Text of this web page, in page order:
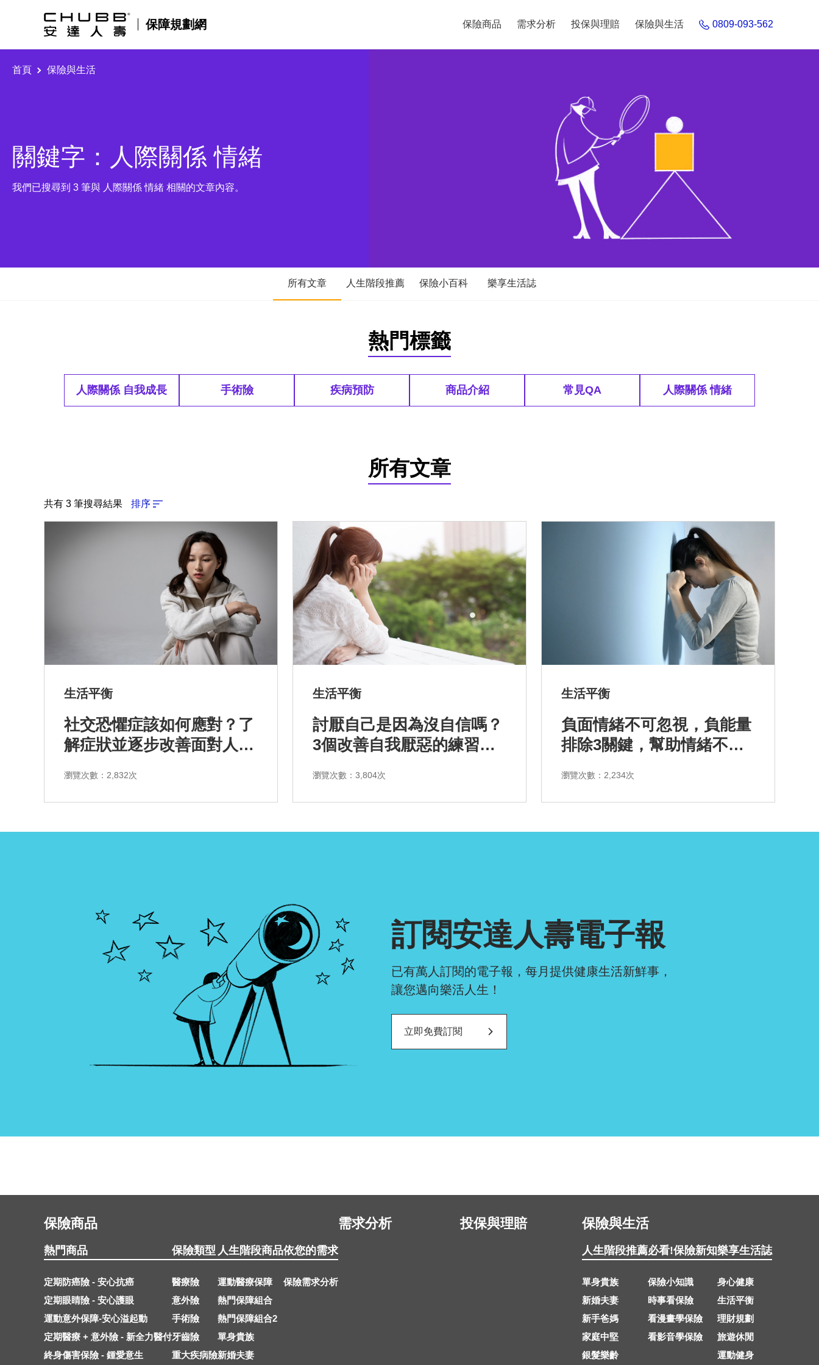
保障規劃網 保險商品 需求分析 投保與理賠 保險與生活 0809-093-562
首頁 保險與生活
關鍵字：人際關係 情緒
我們已搜尋到 3 筆與 人際關係 情緒 相關的文章內容。
所有文章 人生階段推薦 保險小百科 樂享生活誌
熱門標籤
人際關係 自我成長 手術險 疾病預防 商品介紹 常見QA 人際關係 情緒
所有文章
共有 3 筆搜尋結果 排序
生活平衡
社交恐懼症該如何應對？了
解症狀並逐步改善面對人群
瀏覽次數：2,832次
生活平衡
討厭自己是因為沒自信嗎？
3個改善自我厭惡的練習方
瀏覽次數：3,804次
生活平衡
負面情緒不可忽視，負能量
排除3關鍵，幫助情緒不再
瀏覽次數：2,234次
訂閱安達人壽電子報
已有萬人訂閱的電子報，每月提供健康生活新鮮事，
讓您邁向樂活人生！
立即免費訂閱
保險商品
熱門商品
定期防癌險 - 安心抗癌
定期眼睛險 - 安心護眼
運動意外保障-安心溢起動
定期醫療 + 意外險 - 新全力醫付
終身傷害保險 - 鍾愛意生
保險類型
醫療險
意外險
手術險
牙齒險
重大疾病險
人生階段商品
運動醫療保障
熱門保障組合
熱門保障組合2
單身貴族
新婚夫妻
依您的需求
保險需求分析
需求分析 投保與理賠 保險與生活
人生階段推薦
單身貴族
新婚夫妻
新手爸媽
家庭中堅
銀髮樂齡
必看!保險新知
保險小知識
時事看保險
看漫畫學保險
看影音學保險
樂享生活誌
身心健康
生活平衡
理財規劃
旅遊休閒
運動健身
依上架時間新至舊